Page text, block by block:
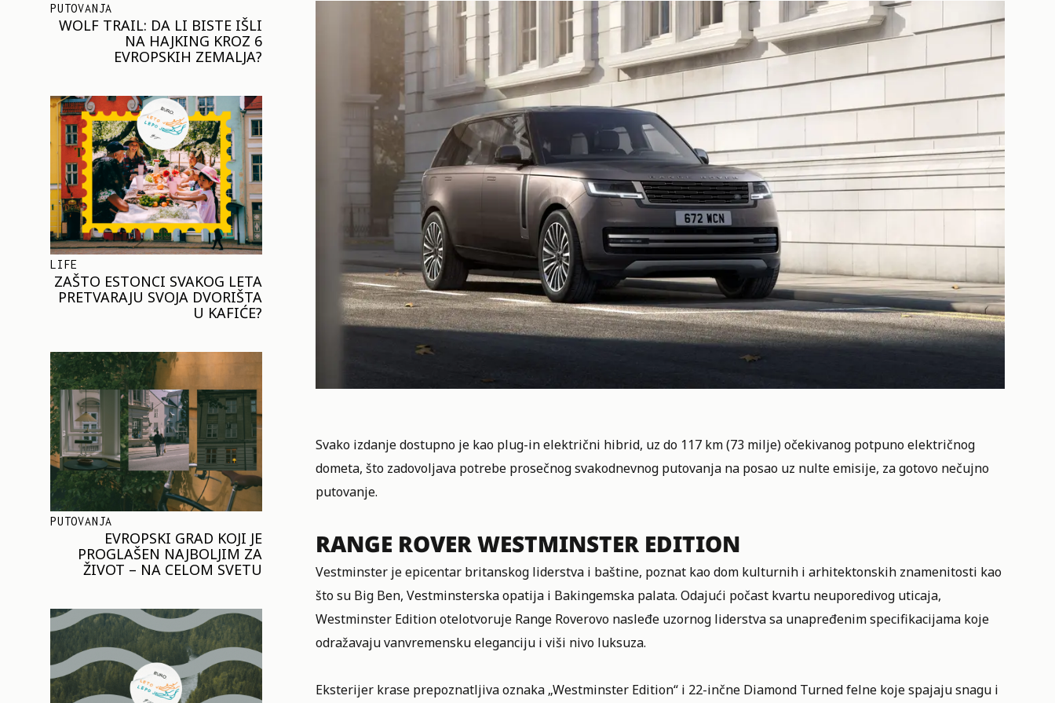
PUTOVANJA
WOLF TRAIL: DA LI BISTE IŠLI
NA HAJKING KROZ 6
EVROPSKIH ZEMALJA?
LIFE
ZAŠTO ESTONCI SVAKOG LETA
PRETVARAJU SVOJA DVORIŠTA
U KAFIĆE?
PUTOVANJA
EVROPSKI GRAD KOJI JE
PROGLAŠEN NAJBOLJIM ZA
ŽIVOT – NA CELOM SVETU
Svako izdanje dostupno je kao plug-in električni hibrid, uz do 117 km (73 milje) očekivanog potpuno električnog
dometa, što zadovoljava potrebe prosečnog svakodnevnog putovanja na posao uz nulte emisije, za gotovo nečujno
putovanje.
RANGE ROVER WESTMINSTER EDITION
Vestminster je epicentar britanskog liderstva i baštine, poznat kao dom kulturnih i arhitektonskih znamenitosti kao
što su Big Ben, Vestminsterska opatija i Bakingemska palata. Odajući počast kvartu neuporedivog uticaja,
Westminster Edition otelotvoruje Range Roverovo nasleđe uzornog liderstva sa unapređenim specifikacijama koje
odražavaju vanvremensku eleganciju i viši nivo luksuza.
Eksterijer krase prepoznatljiva oznaka „Westminster Edition“ i 22-inčne Diamond Turned felne koje spajaju snagu i